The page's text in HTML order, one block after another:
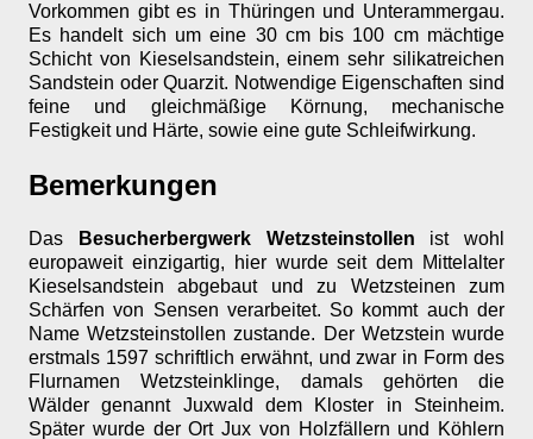
Vorkommen gibt es in Thüringen und Unterammergau.
Es handelt sich um eine 30 cm bis 100 cm mächtige
Schicht von Kieselsandstein, einem sehr silikatreichen
Sandstein oder Quarzit. Notwendige Eigenschaften sind
feine und gleichmäßige Körnung, mechanische
Festigkeit und Härte, sowie eine gute Schleifwirkung.
Bemerkungen
Das Besucherbergwerk Wetzsteinstollen ist wohl
europaweit einzigartig, hier wurde seit dem Mittelalter
Kieselsandstein abgebaut und zu Wetzsteinen zum
Schärfen von Sensen verarbeitet. So kommt auch der
Name Wetzsteinstollen zustande. Der Wetzstein wurde
erstmals 1597 schriftlich erwähnt, und zwar in Form des
Flurnamen Wetzsteinklinge, damals gehörten die
Wälder genannt Juxwald dem Kloster in Steinheim.
Später wurde der Ort Jux von Holzfällern und Köhlern